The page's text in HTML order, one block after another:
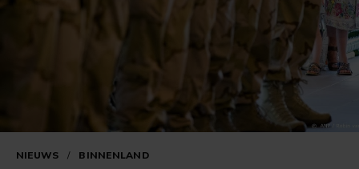
NIEUWS / BINNENLAND